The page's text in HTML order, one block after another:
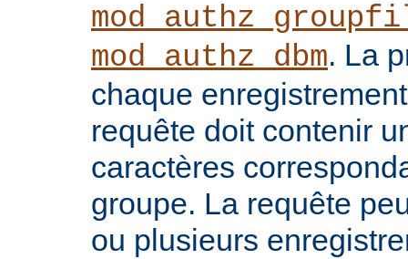
mod_authz_dbm. La
chaque
requête doit contenir
caractères
groupe. La requête
ou plusieurs